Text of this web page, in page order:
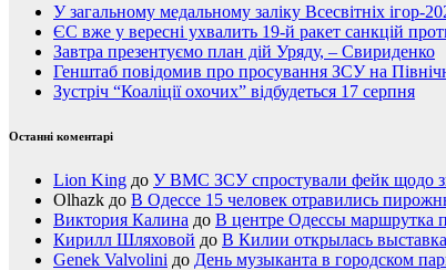
У загальному медальному заліку Всесвітніх ігор-
ЄС вже у вересні ухвалить 19-й ракет санкцій
Завтра презентуємо план дій Уряду, – Свириденко
Генштаб повідомив про просування ЗСУ на
Зустріч “Коаліції охочих” відбудеться 17 серпня
Останні коментарі
Lion King до У ВМС ЗСУ спростували фейк щодо
Olhazk до В Одессе 15 человек отравились
Виктория Калина до В центре Одессы маршрутка
Кирилл Шляховой до В Килии открылась
Genek Valvolini до День музыканта в городском